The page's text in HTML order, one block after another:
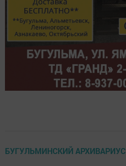
БУГУЛЬМИНСКИЙ АРХИВАРИУС